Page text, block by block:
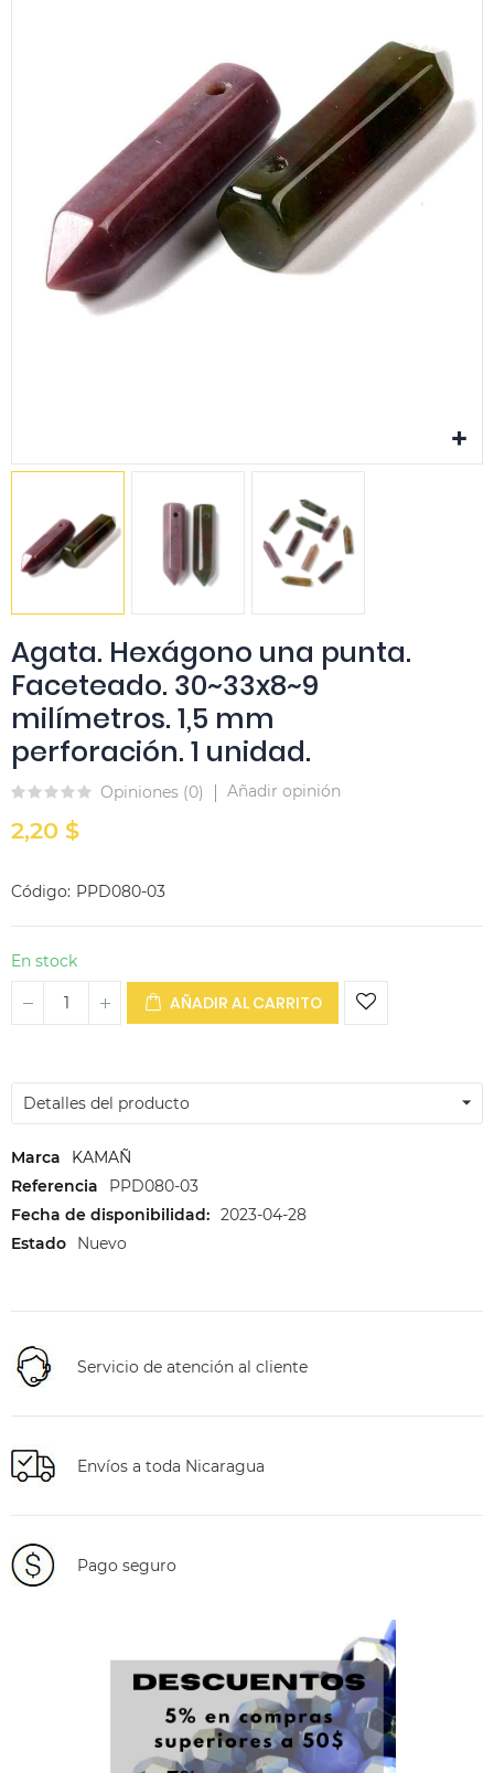
Agata. Hexágono una punta.
Faceteado. 30~33x8~9
milímetros. 1,5 mm
perforación. 1 unidad.
Opiniones (0) Añadir opinión
2,20 $
Código PPD080-03
En stock
AÑADIR AL CARRITO
Detalles del producto
Marca
KAMAÑ
Referencia
PPD080-03
Fecha de disponibilidad: 2023-04-28
Estado
Nuevo
Servicio de atención al cliente
Envíos a toda Nicaragua
Pago seguro